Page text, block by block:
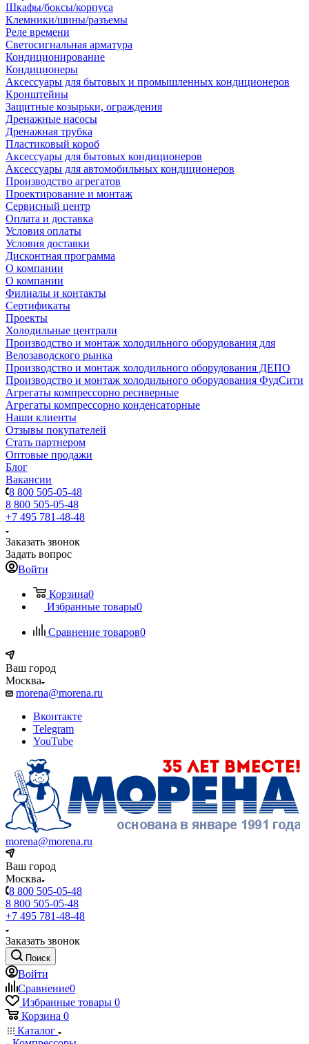
Шкафы/боксы/корпуса
Клемники/шины/разъемы
Реле времени
Светосигнальная арматура
Кондиционирование
Кондиционеры
Аксессуары для бытовых и промышленных кондиционеров
Кронштейны
Защитные козырьки, ограждения
Дренажные насосы
Дренажная трубка
Пластиковый короб
Аксессуары для бытовых кондиционеров
Аксессуары для автомобильных кондиционеров
Производство агрегатов
Проектирование и монтаж
Сервисный центр
Оплата и доставка
Условия оплаты
Условия доставки
Дисконтная программа
О компании
О компании
Филиалы и контакты
Сертификаты
Проекты
Холодильные централи
Производство и монтаж холодильного оборудования для
Велозаводского рынка
Производство и монтаж холодильного оборудования ДЕПО
Производство и монтаж холодильного оборудования ФудСити
Агрегаты компрессорно ресиверные
Агрегаты компрессорно конденсаторные
Наши клиенты
Отзывы покупателей
Стать партнером
Оптовые продажи
Блог
Вакансии
8 800 505-05-48
8 800 505-05-48
+7 495 781-48-48
Заказать звонок
Задать вопрос
Войти
Корзина0
Избранные товары0
Сравнение товаров0
Ваш город
Москва
morena@morena.ru
Вконтакте
Telegram
YouTube
morena@morena.ru
Ваш город
Москва
8 800 505-05-48
8 800 505-05-48
+7 495 781-48-48
Заказать звонок
Поиск
Войти
Сравнение0
Избранные товары 0
Корзина 0
Каталог